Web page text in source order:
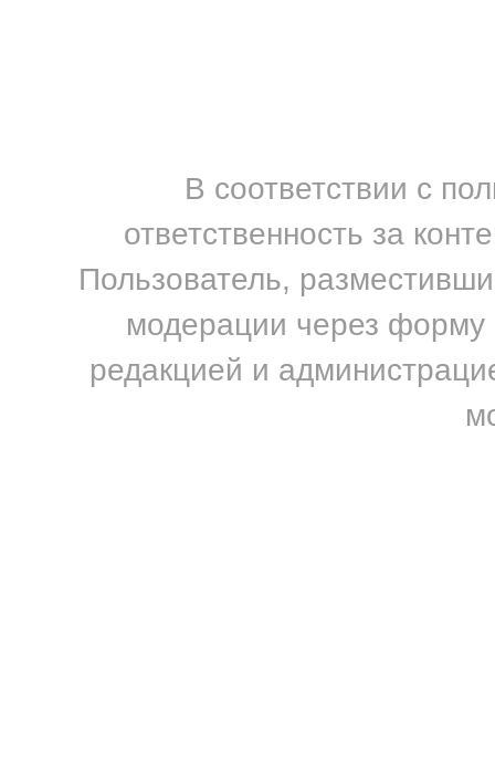
В соответствии с
ответственность за
Пользователь,
модерации через форму
редакцией и